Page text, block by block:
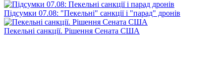
Підсумки 07.08: "Пекельні" санкції і "парад" дронів
Пекельні санкції. Рішення Сената США